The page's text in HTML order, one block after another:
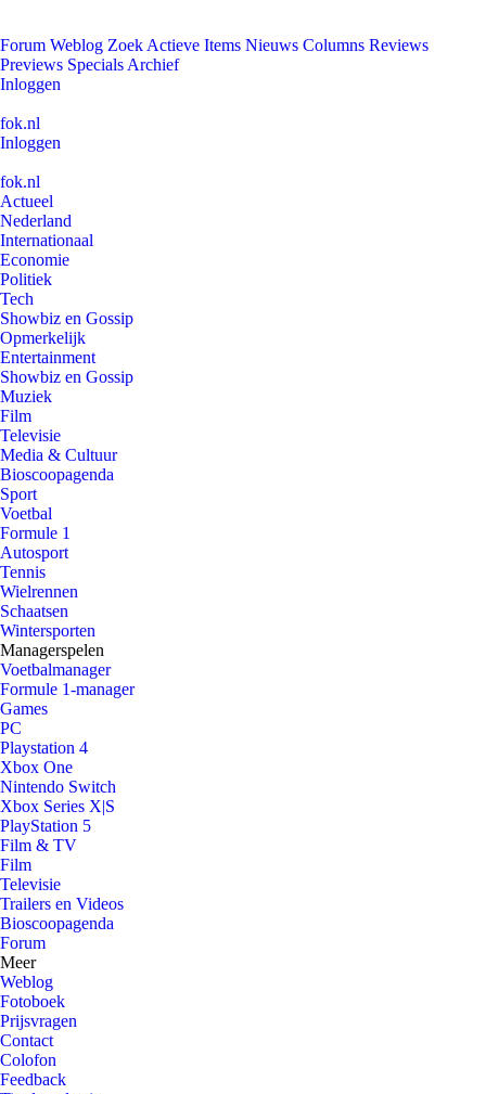
Forum Weblog Zoek Actieve Items Nieuws Columns Reviews
Previews Specials Archief
Inloggen
fok.nl
Inloggen
fok.nl
Actueel
Nederland
Internationaal
Economie
Politiek
Tech
Showbiz en Gossip
Opmerkelijk
Entertainment
Showbiz en Gossip
Muziek
Film
Televisie
Media & Cultuur
Bioscoopagenda
Sport
Voetbal
Formule 1
Autosport
Tennis
Wielrennen
Schaatsen
Wintersporten
Managerspelen
Voetbalmanager
Formule 1-manager
Games
PC
Playstation 4
Xbox One
Nintendo Switch
Xbox Series X|S
PlayStation 5
Film & TV
Film
Televisie
Trailers en Videos
Bioscoopagenda
Forum
Meer
Weblog
Fotoboek
Prijsvragen
Contact
Colofon
Feedback